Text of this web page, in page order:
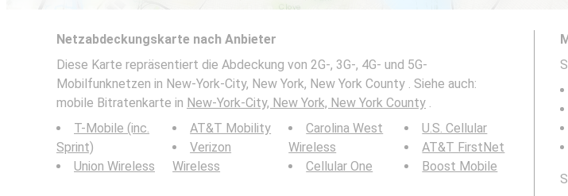
Netzabdeckungskarte nach Anbieter
Diese Karte repräsentiert die Abdeckung von 2G-, 3G-, 4G- und 5G-
Mobilfunknetzen in New-York-City, New York, New York County . Siehe auch:
mobile Bitratenkarte in New-York-City, New York, New York County .
T-Mobile (inc.
Sprint)
Union Wireless
AT&T Mobility
Verizon
Wireless
Carolina West
Wireless
Cellular One
U.S. Cellular
AT&T FirstNet
Boost Mobile